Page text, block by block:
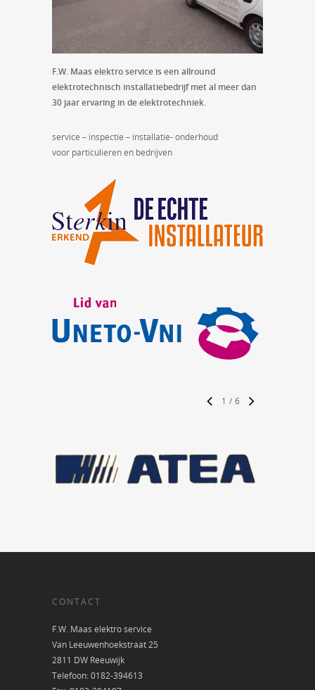
F.W. Maas elektro service is een allround
elektrotechnisch installatiebedrijf met al meer dan
30 jaar ervaring in de elektrotechniek.
service – inspectie – installatie- onderhoud
voor particulieren en bedrijven
1 / 6
CONTACT
F.W. Maas elektro service
Van Leeuwenhoekstraat 25
2811 DW Reeuwijk
Telefoon: 0182-394613